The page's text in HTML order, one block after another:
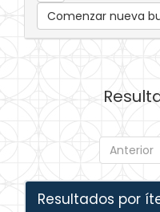
Comenzar nueva
Anterior
Resultados por